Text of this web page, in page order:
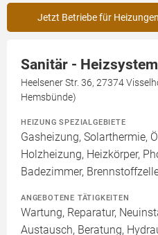
Jetzt Betriebe für
Sanitär -
Heelsener Str. 36, 27374
Hemsbünde)
HEIZUNG SPEZIALGEBIETE
Gasheizung, Solarthermie,
Holzheizung, Heizkörper,
Badezimmer,
ANGEBOTENE TÄTIGKEITEN
Wartung, Reparatur,
Austausch, Beratung,